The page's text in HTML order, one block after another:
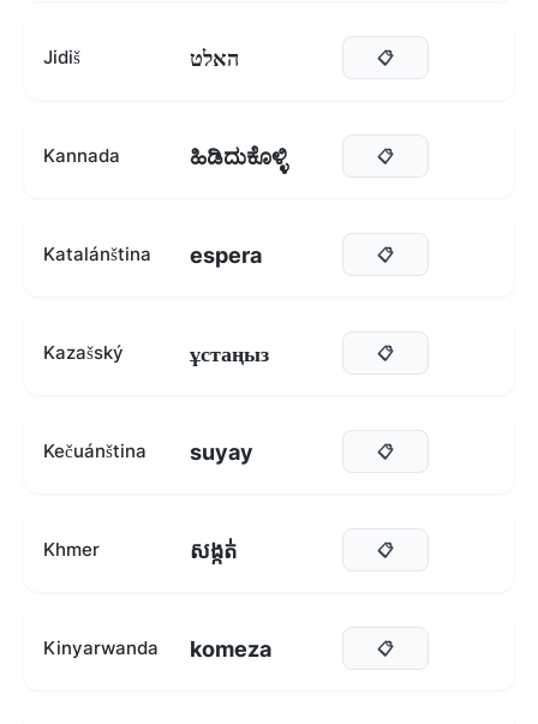
Jidiš האלט 📋
Kannada ಹಿಡಿದುಕೊಳ್ಳಿ 📋
Katalánština espera 📋
Kazašský ұстаңыз 📋
Kečuánština suyay 📋
Khmer សង្កត់ 📋
Kinyarwanda komeza 📋